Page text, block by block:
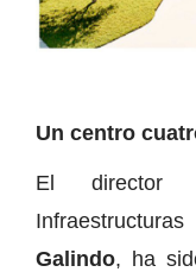
Un centro
El director
Galindo, ha